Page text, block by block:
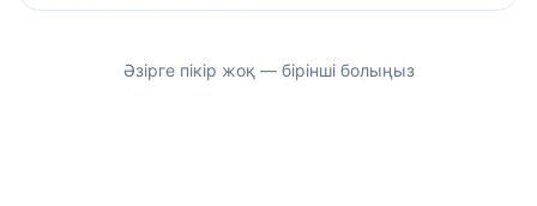
Әзірге пікір жоқ — бірінші болыңыз